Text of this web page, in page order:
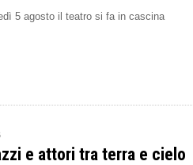
5 agosto il teatro si fa in cascina
e attori tra terra e cielo